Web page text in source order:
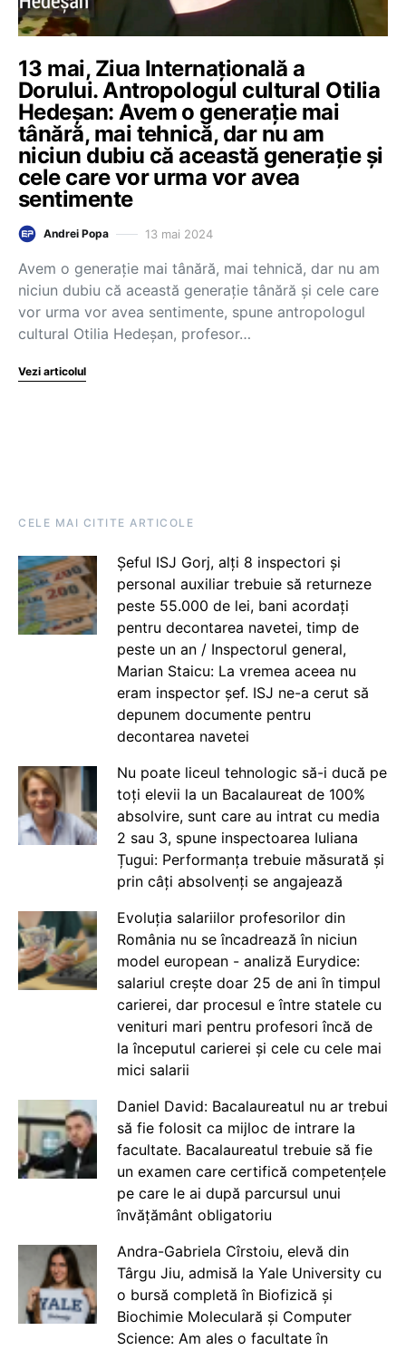
13 mai, Ziua Internațională a
Dorului. Antropologul cultural Otilia
Hedeșan: Avem o generaţie mai
tânără, mai tehnică, dar nu am
niciun dubiu că această generaţie şi
cele care vor urma vor avea
sentimente
Andrei Popa 13 mai 2024
Avem o generaţie mai tânără, mai tehnică, dar nu am
niciun dubiu că această generaţie tânără şi cele care
vor urma vor avea sentimente, spune antropologul
cultural Otilia Hedeșan, profesor…
Vezi articolul
CELE MAI CITITE ARTICOLE
Șeful ISJ Gorj, alți 8 inspectori și
personal auxiliar trebuie să returneze
peste 55.000 de lei, bani acordați
pentru decontarea navetei, timp de
peste un an / Inspectorul general,
Marian Staicu: La vremea aceea nu
eram inspector șef. ISJ ne-a cerut să
depunem documente pentru
decontarea navetei
Nu poate liceul tehnologic să-i ducă pe
toți elevii la un Bacalaureat de 100%
absolvire, sunt care au intrat cu media
2 sau 3, spune inspectoarea Iuliana
Țugui: Performanța trebuie măsurată și
prin câți absolvenți se angajează
Evoluția salariilor profesorilor din
România nu se încadrează în niciun
model european - analiză Eurydice:
salariul crește doar 25 de ani în timpul
carierei, dar procesul e între statele cu
venituri mari pentru profesori încă de
la începutul carierei și cele cu cele mai
mici salarii
Daniel David: Bacalaureatul nu ar trebui
să fie folosit ca mijloc de intrare la
facultate. Bacalaureatul trebuie să fie
un examen care certifică competențele
pe care le ai după parcursul unui
învățământ obligatoriu
Andra-Gabriela Cîrstoiu, elevă din
Târgu Jiu, admisă la Yale University cu
o bursă completă în Biofizică și
Biochimie Moleculară și Computer
Science: Am ales o facultate în